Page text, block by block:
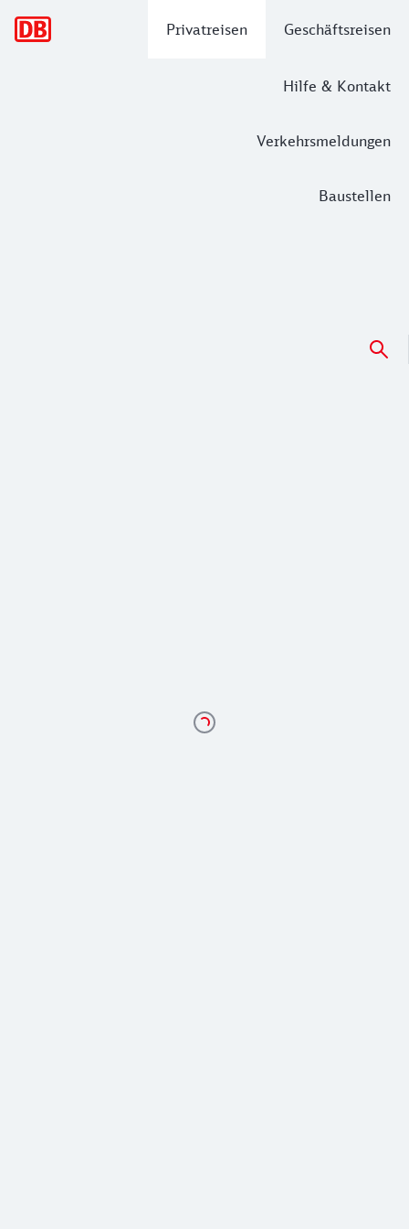
Privatreisen Geschäftsreisen
Hilfe & Kontakt
Verkehrsmeldungen
Baustellen